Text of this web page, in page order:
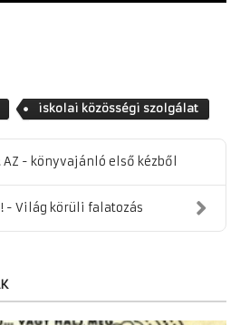
iskolai közösségi szolgálat
AZ - könyvajánló első kézből
- Világ körüli falatozás